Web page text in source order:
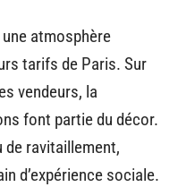
atmosphère
tarifs de Paris. Sur
vendeurs, la
font partie du décor.
de ravitaillement,
d’expérience sociale.